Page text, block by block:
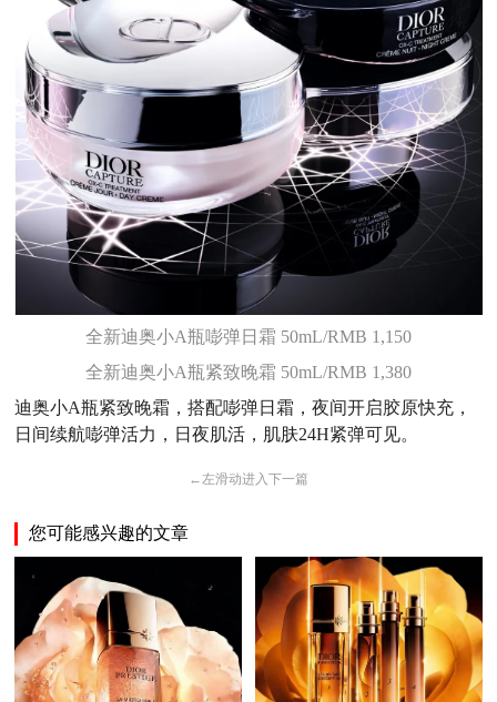
全新迪奥小A瓶嘭弹日霜 50mL/RMB 1,150
全新迪奥小A瓶紧致晚霜 50mL/RMB 1,380
迪奥小A瓶紧致晚霜，搭配嘭弹日霜，夜间开启胶原快充，
日间续航嘭弹活力，日夜肌活，肌肤24H紧弹可见。
←左滑动进入下一篇
您可能感兴趣的文章